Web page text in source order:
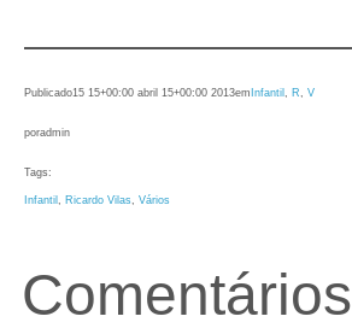
Publicado15 15+00:00 abril 15+00:00 2013em Infantil R V
poradmin
Tags:
Infantil Ricardo Vilas Vários
Comentários